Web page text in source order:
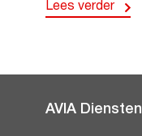
Lees verder
AVIA Diensten